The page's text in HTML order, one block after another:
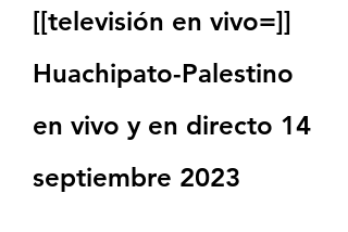
[[televisión en vivo=]]
Huachipato-Palestino
en vivo y en directo 14
septiembre 2023